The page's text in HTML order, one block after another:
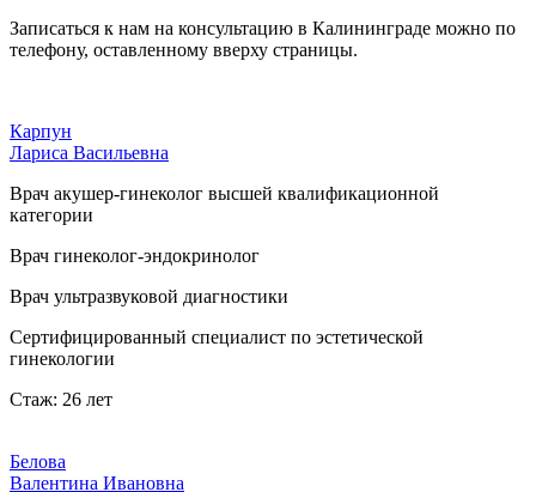
Записаться к нам на консультацию в Калининграде можно по
телефону, оставленному вверху страницы.
Карпун
Лариса Васильевна
Врач акушер-гинеколог высшей квалификационной
категории
Врач гинеколог-эндокринолог
Врач ультразвуковой диагностики
Сертифицированный специалист по эстетической
гинекологии
Стаж: 26 лет
Белова
Валентина Ивановна